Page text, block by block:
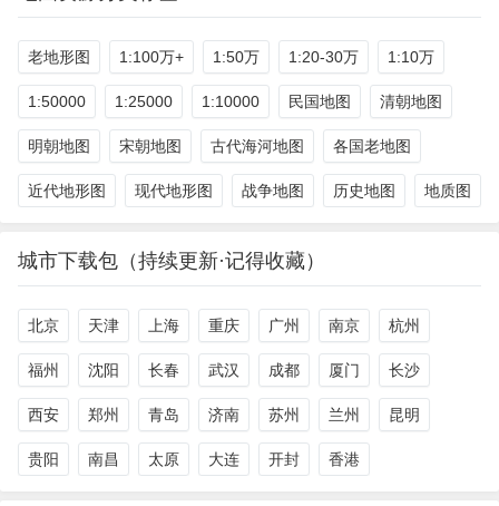
老地形图 1:100万+ 1:50万 1:20-30万 1:10万
1:50000 1:25000 1:10000 民国地图 清朝地图
明朝地图 宋朝地图 古代海河地图 各国老地图
近代地形图 现代地形图 战争地图 历史地图 地质图
城市下载包（持续更新·记得收藏）
北京 天津 上海 重庆 广州 南京 杭州
福州 沈阳 长春 武汉 成都 厦门 长沙
西安 郑州 青岛 济南 苏州 兰州 昆明
贵阳 南昌 太原 大连 开封 香港